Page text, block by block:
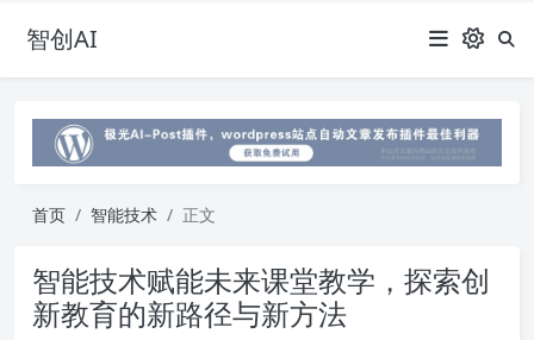
智创AI
首页 智能技术 正文
智能技术赋能未来课堂教学，探索创
新教育的新路径与新方法